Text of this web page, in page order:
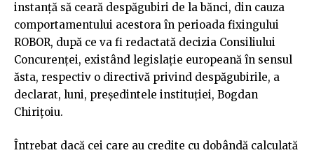
instanță să ceară despăgubiri de la bănci, din cauza
comportamentului acestora în perioada fixingului
ROBOR, după ce va fi redactată decizia Consiliului
Concurenței, existând legislație europeană în sensul
ăsta, respectiv o directivă privind despăgubirile, a
declarat, luni, președintele instituției, Bogdan
Chirițoiu.
Întrebat dacă cei care au credite cu dobândă calculată